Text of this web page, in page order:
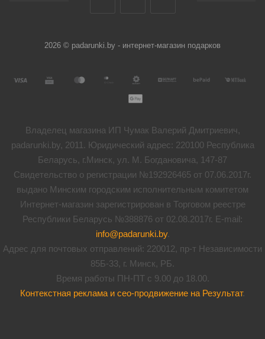
2026 © padarunki.by - интернет-магазин подарков
Владелец магазина ИП Чумак Валерий Дмитриевич,
padarunki.by, 2011. Юридический адрес: 220100 Республика
Беларусь, г.Минск, ул. М. Богдановича, 147-87
Свидетельство о регистрации №192926465 от 07.06.2017г.
выдано Минским городским исполнительным комитетом
Интернет-магазин зарегистрирован в Торговом реестре
Республики Беларусь №388876 от 02.08.2017г. E-mail:
info@padarunki.by.
Адрес для почтовых отправлений: 220012, пр-т Независимости
85Б-33, г. Минск, РБ.
Время работы ПН-ПТ с 9.00 до 18.00.
Контекстная реклама и сео-продвижение на Результат.